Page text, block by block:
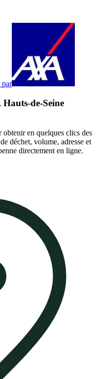
par
Hauts-de-Seine
en quelques clics des
déchet, volume, adresse et
directement en ligne.